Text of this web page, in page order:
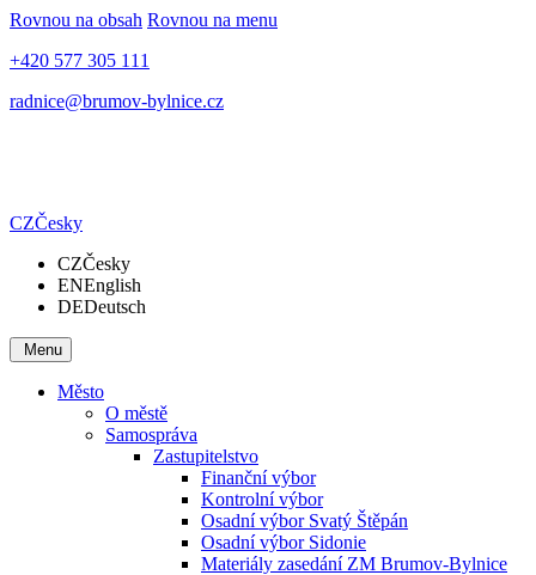
Rovnou na obsah Rovnou na menu
+420 577 305 111
radnice@brumov-bylnice.cz
CZČesky
CZČesky
ENEnglish
DEDeutsch
Menu
Město
O městě
Samospráva
Zastupitelstvo
Finanční výbor
Kontrolní výbor
Osadní výbor Svatý Štěpán
Osadní výbor Sidonie
Materiály zasedání ZM Brumov-Bylnice